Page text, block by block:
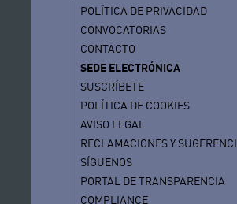
POLÍTICA DE PRIVACIDAD
CONVOCATORIAS
CONTACTO
SEDE ELECTRÓNICA
SUSCRÍBETE
POLÍTICA DE COOKIES
AVISO LEGAL
RECLAMACIONES Y
SÍGUENOS
PORTAL DE TRANSPARENCIA
COMPLIANCE